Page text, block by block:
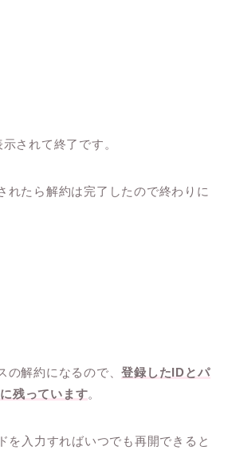
されて終了です。
れたら解約は完了したので終わりに
の解約になるので、登録したIDとパ
残っています。
を入力すればいつでも再開できると